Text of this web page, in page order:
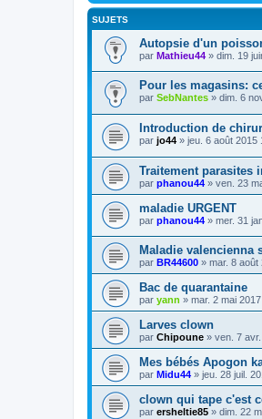
SUJETS
Autopsie d'un
par Mathieu44 » dim. 19
Pour les magasins:
par SebNantes » dim. 6
Introduction de
par jo44 » jeu. 6 août 2015
Traitement parasites
par phanou44 » ven. 23
maladie URGENT
par phanou44 » mer. 31
Maladie valencienna
par BR44600 » mar. 8 août
Bac de quarantaine
par yann » mar. 2 mai
Larves clown
par Chipoune » ven. 7
Mes bébés Apogon
par Midu44 » jeu. 28 juil.
clown qui tape c'est
par ersheltie85 » dim. 22